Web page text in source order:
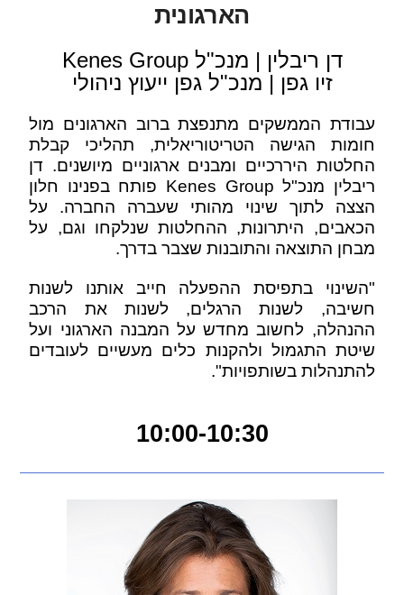
הארגונית
דן ריבלין | מנכ"ל Kenes Group
זיו גפן | מנכ"ל גפן ייעוץ ניהולי
עבודת הממשקים מתנפצת ברוב הארגונים מול
חומות הגישה הטריטוריאלית, תהליכי קבלת
החלטות היררכיים ומבנים ארגוניים מיושנים. דן
ריבלין מנכ"ל Kenes Group פותח בפנינו חלון
הצצה לתוך שינוי מהותי שעברה החברה. על
הכאבים, היתרונות, ההחלטות שנלקחו וגם, על
מבחן התוצאה והתובנות שצבר בדרך.
"השינוי בתפיסת ההפעלה חייב אותנו לשנות
חשיבה, לשנות הרגלים, לשנות את הרכב
ההנהלה, לחשוב מחדש על המבנה הארגוני ועל
שיטת התגמול ולהקנות כלים מעשיים לעובדים
להתנהלות בשותפויות".
10:00-10:30